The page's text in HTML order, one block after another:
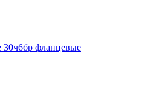
фланцевые